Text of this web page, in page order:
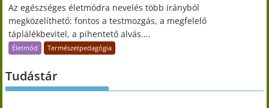
Az egészséges életmódra nevelés több irányból
megközelíthető: fontos a testmozgás, a megfelelő
táplálékbevitel, a pihentető alvás....
Életmód Természetpedagógia
Tudástár